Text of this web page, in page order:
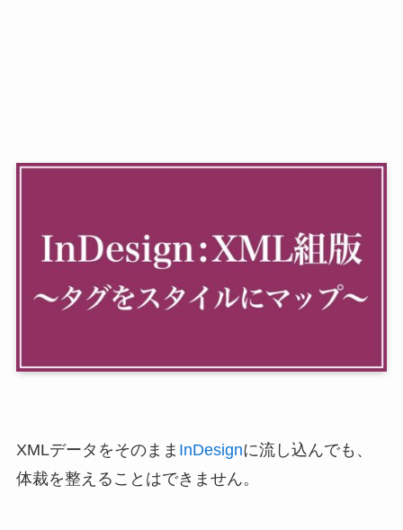
XMLデータをそのまま InDesignに流し込んでも、
体裁を整えることはできません。